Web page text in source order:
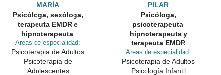
MARÍA
Psicóloga, sexóloga,
terapeuta EMDR e
hipnoterapeuta.
Areas de especialidad:
Psicoterapia de Adultos
Psicoterapia de
Adolescentes
PILAR
Psicóloga,
psicoterapeuta,
hipnoterapeuta y
terapeuta EMDR
Areas de especialidad:
Psicoterapia de Adultos
Psicología Infantil